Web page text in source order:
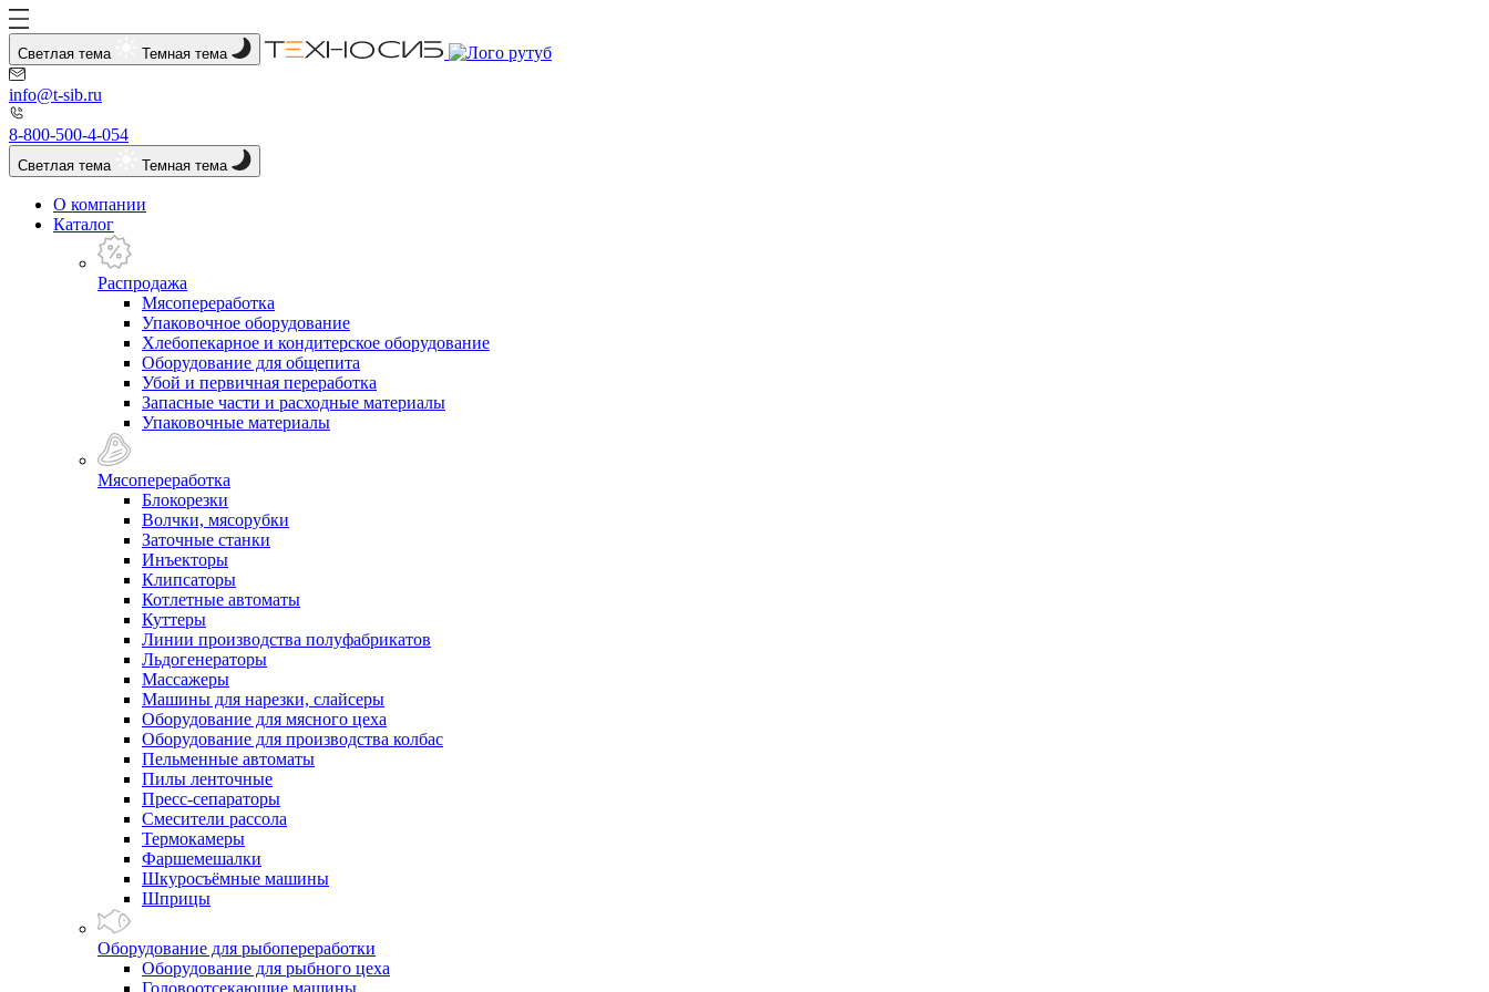
Светлая тема Темная тема
info@t-sib.ru
8-800-500-4-054
Светлая тема Темная тема
О компании
Каталог
Распродажа
Мясопереработка
Упаковочное оборудование
Хлебопекарное и кондитерское оборудование
Оборудование для общепита
Убой и первичная переработка
Запасные части и расходные материалы
Упаковочные материалы
Мясопереработка
Блокорезки
Волчки, мясорубки
Заточные станки
Инъекторы
Клипсаторы
Котлетные автоматы
Куттеры
Линии производства полуфабрикатов
Льдогенераторы
Массажеры
Машины для нарезки, слайсеры
Оборудование для мясного цеха
Оборудование для производства колбас
Пельменные автоматы
Пилы ленточные
Пресс-сепараторы
Смесители рассола
Термокамеры
Фаршемешалки
Шкуросъёмные машины
Шприцы
Оборудование для рыбопереработки
Оборудование для рыбного цеха
Головоотсекающие машины